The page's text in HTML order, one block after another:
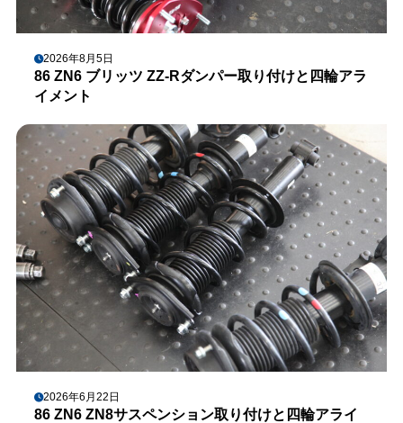
2026年8月5日
86 ZN6 ブリッツ ZZ-Rダンパー取り付けと四輪アラ
イメント
2026年6月22日
86 ZN6 ZN8サスペンション取り付けと四輪アライ